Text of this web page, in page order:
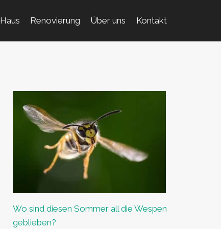
Haus Renovierung Über uns Kontakt
Wo sind diesen Sommer all die Wespen
geblieben?